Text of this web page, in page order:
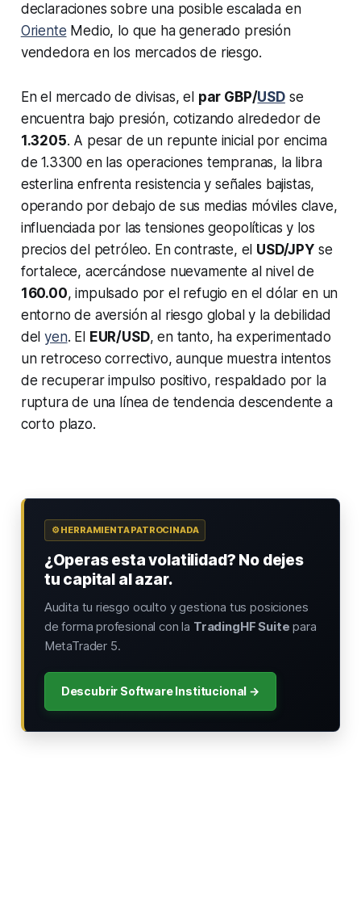
declaraciones sobre una posible escalada en
Oriente Medio, lo que ha generado presión
vendedora en los mercados de riesgo.
En el mercado de divisas, el par GBP/USDse
encuentra bajo presión, cotizando alrededor de
1.3205. A pesar de un repunte inicial por encima
de 1.3300 en las operaciones tempranas, la libra
esterlina enfrenta resistencia y señales bajistas,
operando por debajo de sus medias móviles clave,
influenciada por las tensiones geopolíticas y los
precios del petróleo. En contraste, el USD/JPYse
fortalece, acercándose nuevamente al nivel de
160.00, impulsado por el refugio en el dólar en un
entorno de aversión al riesgo global y la debilidad
delyen. El EUR/USD, en tanto, ha experimentado
un retroceso correctivo, aunque muestra intentos
de recuperar impulso positivo, respaldado por la
ruptura de una línea de tendencia descendente a
corto plazo.
⚙️ HERRAMIENTA PATROCINADA
¿Operas esta volatilidad? No dejes
tu capital al azar.
Audita tu riesgo oculto y gestiona tus posiciones
de forma profesional con la TradingHF Suite para
MetaTrader 5.
Descubrir Software Institucional →